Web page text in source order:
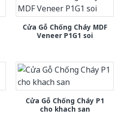
Cửa Gỗ Chống Cháy MDF
Veneer P1G1 soi
Cửa Gỗ Chống Cháy P1
cho khach san